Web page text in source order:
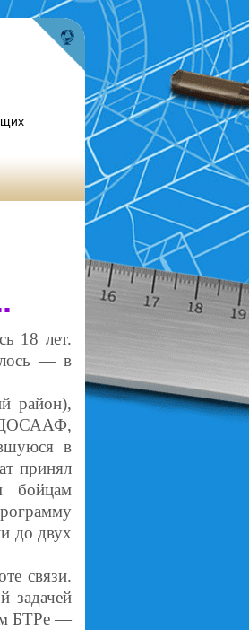
18 лет.
— в
район),
ДОСААФ,
в
принял
бойцам
до двух
связи.
задачей
БТРе —